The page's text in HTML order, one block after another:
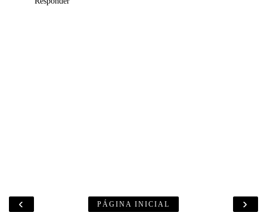
‹ ›
PÁGINA INICIAL